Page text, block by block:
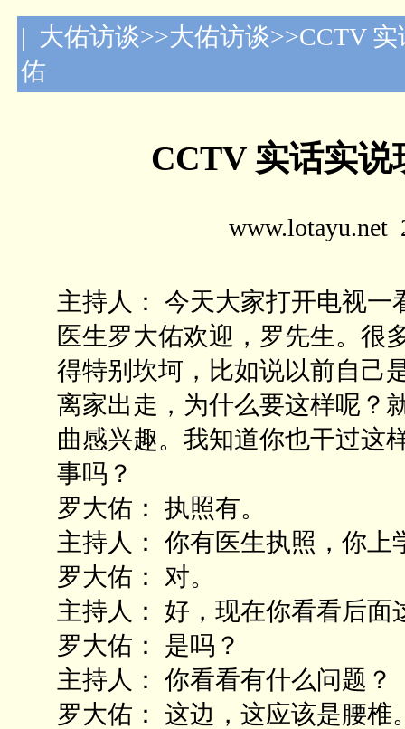
| 大佑访谈>>大佑访谈>>CCTV
佑
CCTV 实话实说
www.lotayu.net
主持人： 今天大家打开电视
医生罗大佑欢迎，罗先生。很
得特别坎坷，比如说以前自己
离家出走，为什么要这样呢？
曲感兴趣。我知道你也干过这
事吗？
罗大佑： 执照有。
主持人： 你有医生执照，你
罗大佑： 对。
主持人： 好，现在你看看后
罗大佑： 是吗？
主持人： 你看看有什么问题？
罗大佑： 这边，这应该是腰椎